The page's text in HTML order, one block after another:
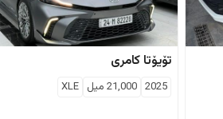
تۆیۆتا کامری
2025
21,000 ميل XLE